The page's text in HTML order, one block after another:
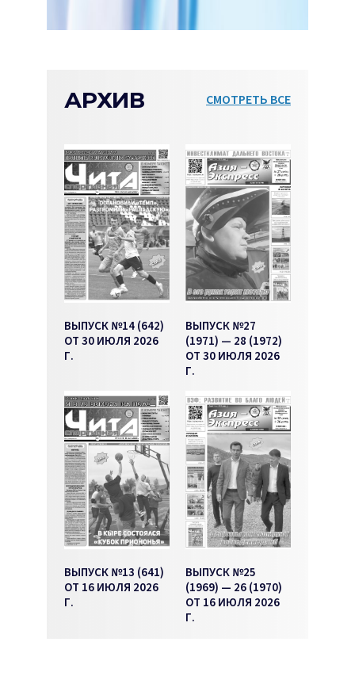
АРХИВ СМОТРЕТЬ ВСЕ
ВЫПУСК №14 (642)
ОТ 30 ИЮЛЯ 2026
Г.
ВЫПУСК №27
(1971) — 28 (1972)
ОТ 30 ИЮЛЯ 2026
Г.
ВЫПУСК №13 (641)
ОТ 16 ИЮЛЯ 2026
Г.
ВЫПУСК №25
(1969) — 26 (1970)
ОТ 16 ИЮЛЯ 2026
Г.